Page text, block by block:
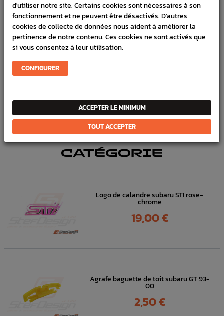
SCHÉMA CONSTRUCTEUR
Marque :SUBARU
FICHE TECHNIQUE
DANSLA MÊME
CATÉGORIE
Logo de calandre subaru STI rose-
chrome
Prix
19,00 €
Agrafe baguette de toit subaru GT 93-
00
Prix
2,50 €
d'utiliser notre site. Certains cookies sont nécessaires à son
fonctionnement et ne peuvent être désactivés. D'autres
cookies de collecte de données nous aident à améliorer la
pertinence de notre contenu. Ces cookies ne sont activés que
si vous consentez à leur utilisation.
CONFIGURER
ACCEPTER LE MINIMUM
TOUT ACCEPTER